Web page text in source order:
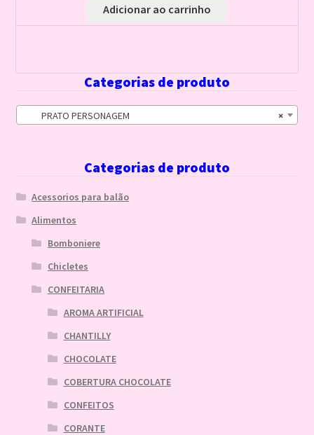
Adicionar ao carrinho
Categorias de produto
×
PRATO PERSONAGEM
Categorias de produto
Acessorios para balão
Alimentos
Bomboniere
Chicletes
CONFEITARIA
AROMA ARTIFICIAL
CHANTILLY
CHOCOLATE
COBERTURA CHOCOLATE
CONFEITOS
CORANTE